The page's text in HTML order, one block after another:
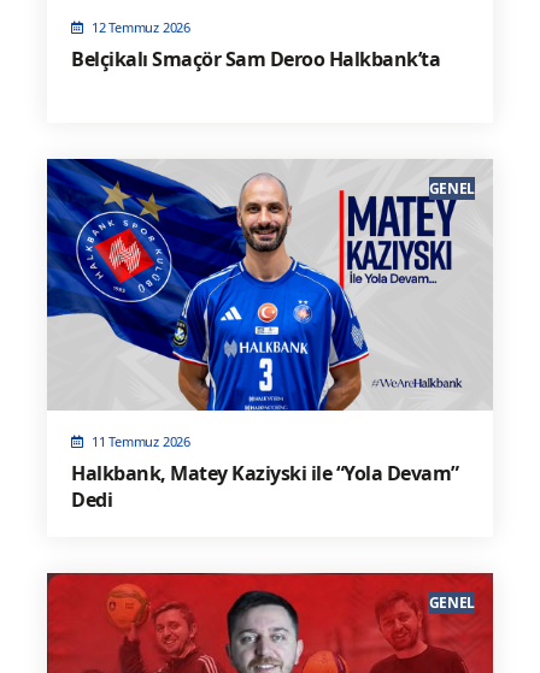
12 Temmuz 2026
Belçikalı Smaçör Sam Deroo Halkbank’ta
11 Temmuz 2026
Halkbank, Matey Kaziyski ile “Yola Devam”
Dedi
GENEL
GENEL